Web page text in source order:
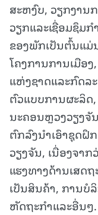
ສະຫງົບ, ວຽກງານ
ວຽກແລະເຊື່ອມຊຶມ
ຂອງພັກເປັນຕົ້ນແມ່
ໂຄງການການເມືອ
ແຫ່ງຊາດແລະກົດລ
ຕົວແບບການຜະລິ
ນະຄອນຫຼວງວຽງຈັ
ຕົກລົງນໍາເອົາຊຸດຝຶ
ວຽງຈັນ, ເນື່ອງຈາ
ແຮງທາງດ້ານເສດ
ເປັນສິນຄ້າ, ການບໍ
ຫັດຖະກຳແລະອື່ນໆ.